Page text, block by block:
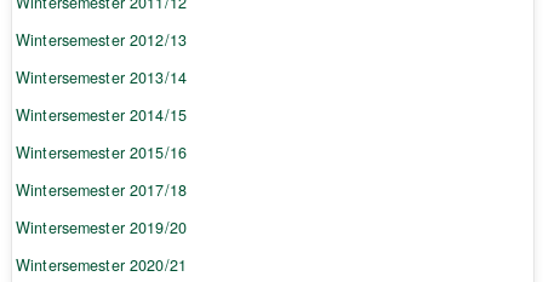
Wintersemester 2012/13
Wintersemester 2013/14
Wintersemester 2014/15
Wintersemester 2015/16
Wintersemester 2017/18
Wintersemester 2019/20
Wintersemester 2020/21